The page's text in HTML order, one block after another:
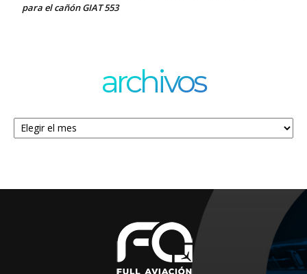
para el cañón GIAT 553
archivos
Archivos